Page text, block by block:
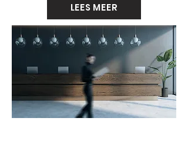
LEES MEER